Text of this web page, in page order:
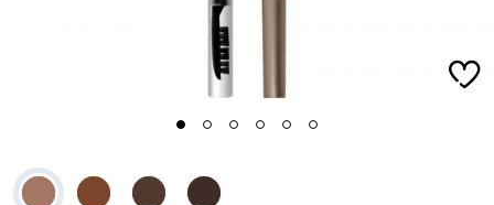
1 2 3 4 5 6